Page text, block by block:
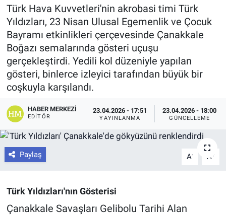
Türk Hava Kuvvetleri'nin akrobasi timi Türk
Yıldızları, 23 Nisan Ulusal Egemenlik ve Çocuk
Bayramı etkinlikleri çerçevesinde Çanakkale
Boğazı semalarında gösteri uçuşu
gerçekleştirdi. Yedili kol düzeniyle yapılan
gösteri, binlerce izleyici tarafından büyük bir
coşkuyla karşılandı.
HABER MERKEZI
EDITÖR
23.04.2026 - 17:51
YAYINLANMA
23.04.2026 - 18:00
GÜNCELLEME
Paylaş A- A +
Türk Yıldızları'nın Gösterisi
Çanakkale Savaşları Gelibolu Tarihi Alan